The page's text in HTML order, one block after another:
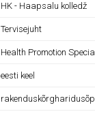
HK - Haapsalu kolledž
Tervisejuht
Health Promotion
eesti keel